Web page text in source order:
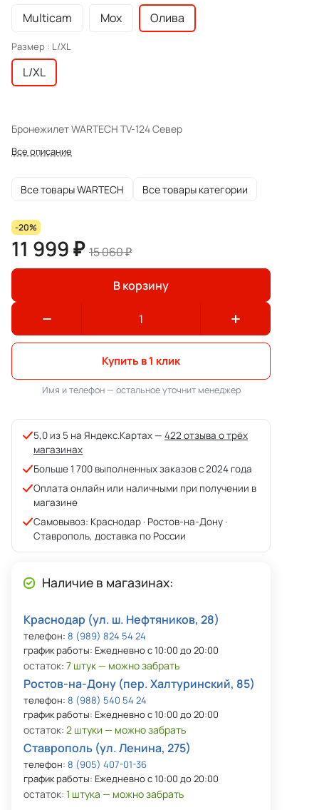
Multicam Мох Олива
Размер : L/XL
L/XL
Бронежилет WARTECH TV-124 Север
Все описание
Все товары WARTECH Все товары категории
-20%
11 999 ₽ 15 060 ₽
В корзину
Купить в 1 клик
Имя и телефон — остальное уточнит менеджер
5,0 из 5 на Яндекс.Картах — 422 отзыва о трёх
магазинах
Больше 1 700 выполненных заказов с 2024 года
Оплата онлайн или наличными при получении в
магазине
Самовывоз: Краснодар · Ростов-на-Дону ·
Ставрополь, доставка по России
Наличие в магазинах:
Краснодар (ул. ш. Нефтяников, 28)
телефон: 8 (989) 824 54 24
график работы: Ежедневно с 10:00 до 20:00
остаток: 7 штук — можно забрать
Ростов-на-Дону (пер. Халтуринский, 85)
телефон: 8 (988) 540 54 24
график работы: Ежедневно с 10:00 до 20:00
остаток: 2 штуки — можно забрать
Ставрополь (ул. Ленина, 275)
телефон: 8 (905) 407-01-36
график работы: Ежедневно с 10:00 до 20:00
остаток: 1 штука — можно забрать